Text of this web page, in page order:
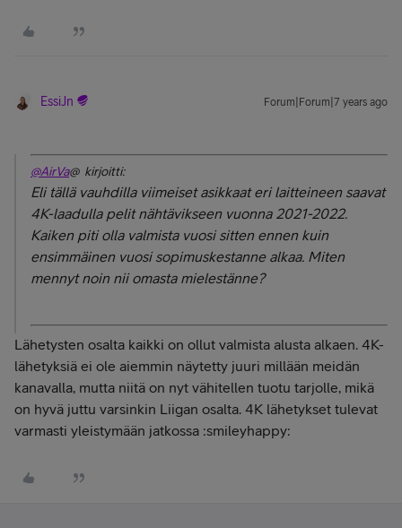
EssiJn Forum|Forum|7 years ago
@AirVa@ kirjoitti:
Eli tällä vauhdilla viimeiset asikkaat eri laitteineen saavat
4K-laadulla pelit nähtävikseen vuonna 2021-2022.
Kaiken piti olla valmista vuosi sitten ennen kuin
ensimmäinen vuosi sopimuskestanne alkaa. Miten
mennyt noin nii omasta mielestänne?
Lähetysten osalta kaikki on ollut valmista alusta alkaen. 4K-
lähetyksiä ei ole aiemmin näytetty juuri millään meidän
kanavalla, mutta niitä on nyt vähitellen tuotu tarjolle, mikä
on hyvä juttu varsinkin Liigan osalta. 4K lähetykset tulevat
varmasti yleistymään jatkossa :smileyhappy: